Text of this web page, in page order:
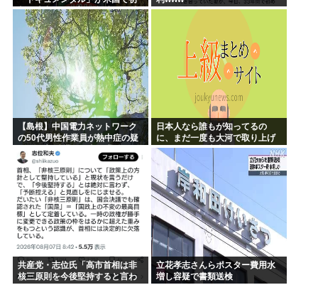
制作決定 シンプルな設定に国境
超えた支持
【島根】中国電力ネットワーク
の50代男性作業員が熱中症の疑
いで死亡 鉄塔の保守作業後に倒
れる 邑南町
日本人なら誰もが知ってるの
に、まだ一度も大河で取り上げ
られてない歴史上の人物
共産党・志位氏「高市首相は非
核三原則を今後堅持すると言わ
立花孝志さんらポスター費用水
増し容疑で書類送検